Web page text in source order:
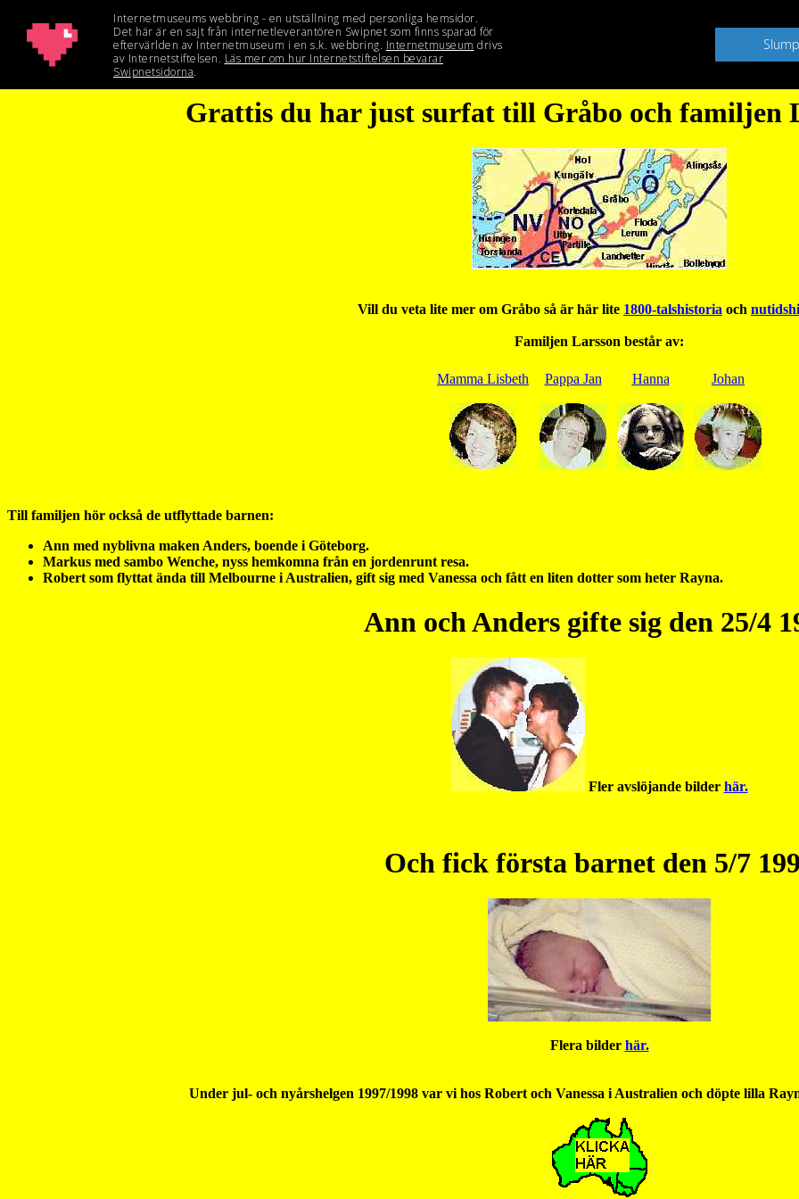
Grattis du har just surfat till Gråbo och familjen
Vill du veta lite mer om Gråbo så är här lite 1800-talshistoria och
Familjen Larsson består av:
Mamma Lisbeth Pappa Jan Hanna Johan
Till familjen hör också de utflyttade barnen:
Ann med nyblivna maken Anders, boende i Göteborg.
Markus med sambo Wenche, nyss hemkomna från en jordenrunt resa.
Robert som flyttat ända till Melbourne i Australien, gift sig med Vanessa och fått en liten dotter som heter Rayna.
Ann och Anders gifte sig den 25/4
Fler avslöjande bilder här.
Och fick första barnet den 5/7
Flera bilder här.
Under jul- och nyårshelgen 1997/1998 var vi hos Robert och Vanessa i Australien och döpte lilla